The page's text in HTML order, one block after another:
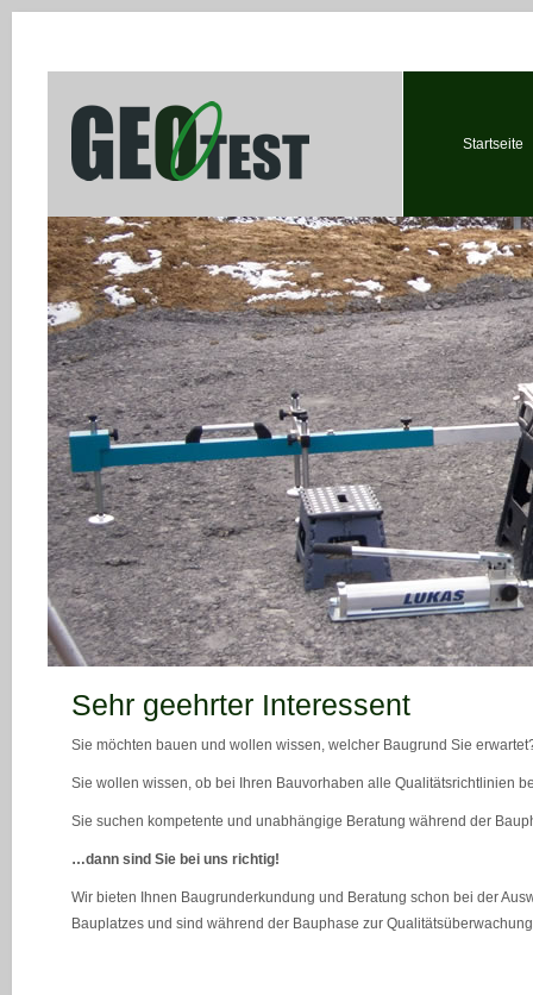
Startseite
Sehr geehrter Interessent
Sie möchten bauen und wollen wissen, welcher Baugrund Sie
Sie wollen wissen, ob bei Ihren Bauvorhaben alle Qualitätsrichtlinien
Sie suchen kompetente und unabhängige Beratung während der
…dann sind Sie bei uns richtig!
Wir bieten Ihnen Baugrunderkundung und Beratung schon bei der
Bauplatzes und sind während der Bauphase zur